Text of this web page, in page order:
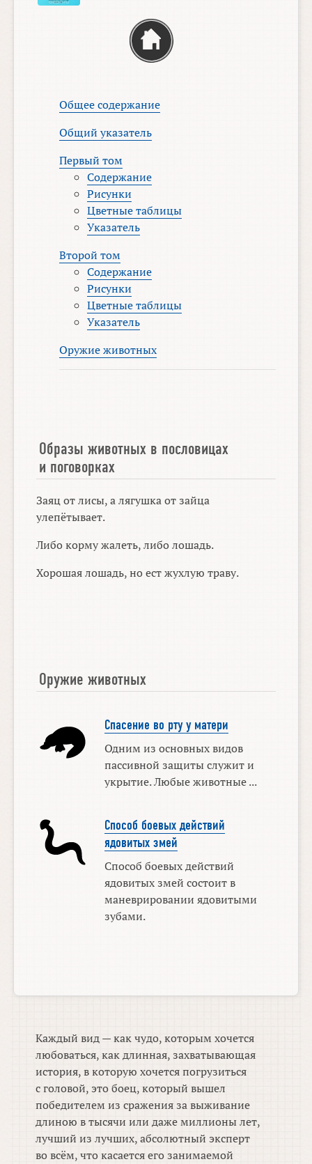
Общее содержание
Общий указатель
Первый том
Содержание
Рисунки
Цветные таблицы
Указатель
Второй том
Содержание
Рисунки
Цветные таблицы
Указатель
Оружие животных
Образы животных в пословицах
и поговорках
Заяц от лисы, а лягушка от зайца
улепётывает.
Либо корму жалеть, либо лошадь.
Хорошая лошадь, но ест жухлую траву.
Оружие животных
Спасение во рту у матери
Одним из основных видов
пассивной защиты служит и
укрытие. Любые животные ...
Способ боевых действий
ядовитых змей
Способ боевых действий
ядовитых змей состоит в
маневрировании ядовитыми
зубами.
Каждый вид — как чудо, которым хочется
любоваться, как длинная, захватывающая
история, в которую хочется погрузиться
с головой, это боец, который вышел
победителем из сражения за выживание
длиною в тысячи или даже миллионы лет,
лучший из лучших, абсолютный эксперт
во всём, что касается его занимаемой